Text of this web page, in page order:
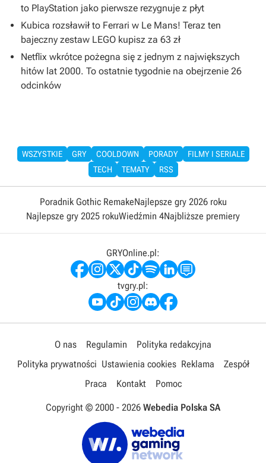
to PlayStation jako pierwsze rezygnuje z płyt
Kubica rozsławił to Ferrari w Le Mans! Teraz ten
bajeczny zestaw LEGO kupisz za 63 zł
Netflix wkrótce pożegna się z jednym z największych
hitów lat 2000. To ostatnie tygodnie na obejrzenie 26
odcinków
WSZYSTKIE GRY COOLDOWN PORADY
FILMY I SERIALE
TECH
TEMATY RSS
Poradnik Gothic RemakeNajlepsze gry 2026 roku
Najlepsze gry 2025 rokuWiedźmin 4Najbliższe premiery
GRYOnline.pl:
tvgry.pl:
O nas Regulamin
Polityka redakcyjna
Polityka prywatności Ustawienia cookies Reklama
Zespół
Praca
Kontakt Pomoc
Copyright © 2000 - 2026 Webedia Polska SA